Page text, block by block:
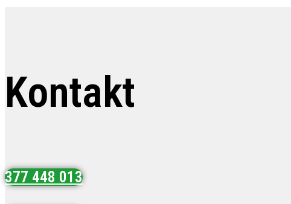
Kontakt
377 448 013